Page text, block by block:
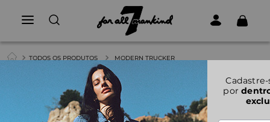
TODOS OS PRODUTOS MODERN TRUCKER
MODERN TRUCKER
por